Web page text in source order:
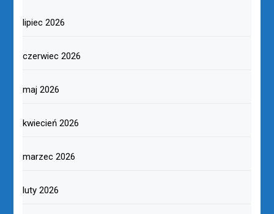
lipiec 2026
czerwiec 2026
maj 2026
kwiecień 2026
marzec 2026
luty 2026